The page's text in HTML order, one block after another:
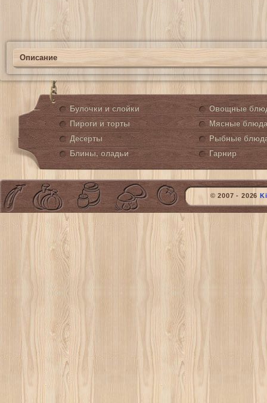
Описание
Булочки и слойки
Пироги и торты
Десерты
Блины, оладьи
Овощные
Мясные блюда
Рыбные
Гарнир
© 2007 - 2026